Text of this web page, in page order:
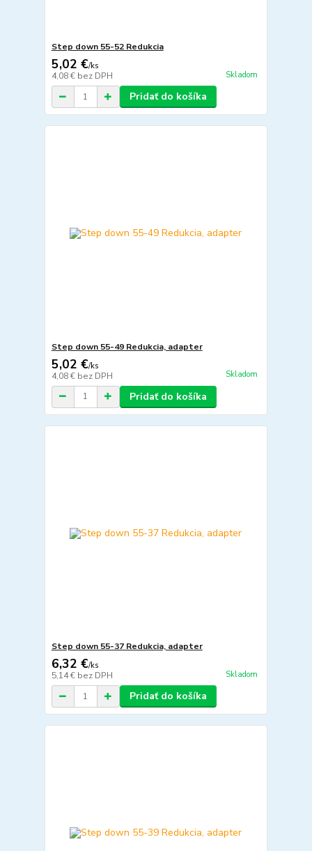
Step down 55-52 Redukcia
5,02 €/ks
4,08 € bez DPH Skladom
Pridať do košíka
Step down 55-49 Redukcia, adapter
5,02 €/ks
4,08 € bez DPH Skladom
Pridať do košíka
Step down 55-37 Redukcia, adapter
6,32 €/ks
5,14 € bez DPH Skladom
Pridať do košíka